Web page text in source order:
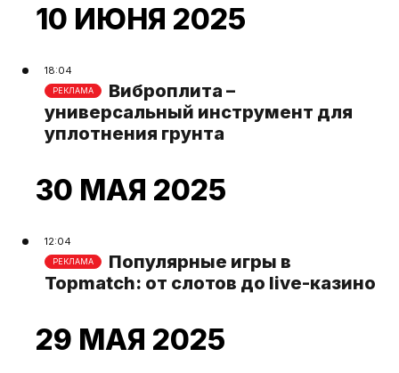
10 ИЮНЯ 2025
18:04
РЕКЛАМА
Виброплита –
универсальный инструмент для
уплотнения грунта
30 МАЯ 2025
12:04
РЕКЛАМА
Популярные игры в
Topmatch: от слотов до live-казино
29 МАЯ 2025